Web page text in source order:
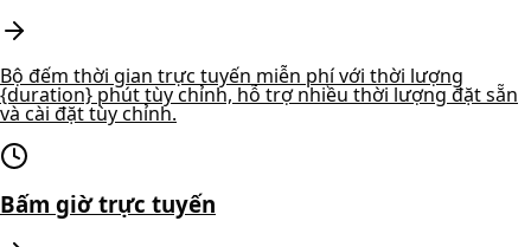
Bộ đếm thời gian trực tuyến miễn phí với thời lượng
{duration} phút tùy chỉnh, hỗ trợ nhiều thời lượng đặt sẵn
và cài đặt tùy chỉnh.
Bấm giờ trực tuyến